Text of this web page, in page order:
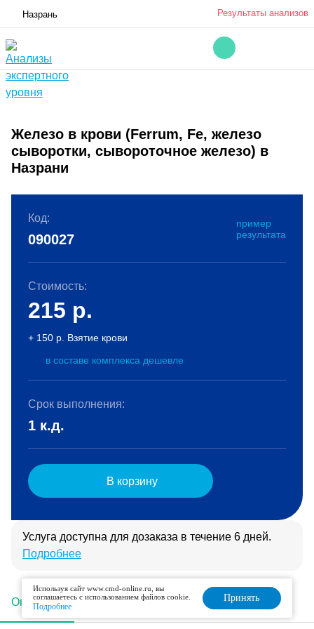
Назрань Результаты анализов
Железо в крови (Ferrum, Fe, железо
сыворотки, сывороточное железо) в
Назрани
Описание Подготовка Интерпретация
Код:
пример
результата
090027
Стоимость:
215 р.
+ 150 р. Взятие крови
в составе комплекса дешевле
Срок выполнения:
1 к.д.
В корзину
Услуга доступна для дозаказа в течение 6 дней.
Подробнее
Используя сайт www.cmd-online.ru, вы
соглашаетесь с использованием файлов cookie.
Подробнее
Принять